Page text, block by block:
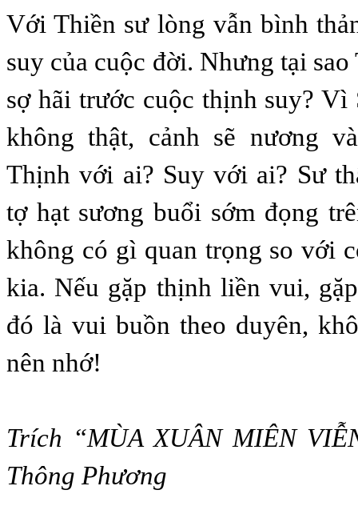
Với Thiền sư lòng vẫn bình
suy của cuộc đời. Nhưng tại
sợ hãi trước cuộc thịnh suy? Vì
không thật, cảnh sẽ nương
Thịnh với ai? Suy với ai? Sư
tợ hạt sương buổi sớm đọng
không có gì quan trọng so với
kia. Nếu gặp thịnh liền vui,
đó là vui buồn theo duyên,
nên nhớ!
Trích “MÙA XUÂN MIÊN
Thông Phương